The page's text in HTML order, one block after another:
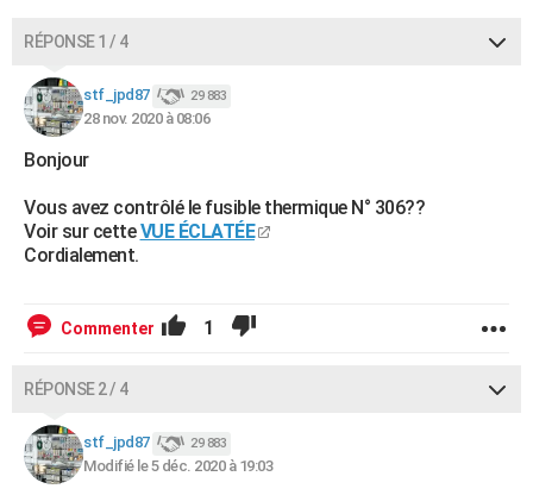
RÉPONSE 1 / 4
stf_jpd87 29 883
28 nov. 2020 à 08:06
Bonjour
Vous avez contrôlé le fusible thermique N° 306??
Voir sur cetteVUE ÉCLATÉE
Cordialement.
Commenter 1
RÉPONSE 2 / 4
stf_jpd87 29 883
Modifié le 5 déc. 2020 à 19:03